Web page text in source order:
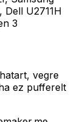
Dell U2711H
3
vegre
ez pufferelt